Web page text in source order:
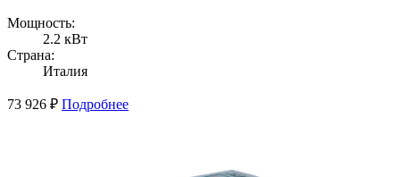
Мощность:
2.2 кВт
Страна:
Италия
73 926 ₽ Подробнее